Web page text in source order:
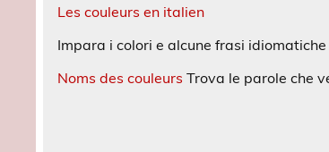
Les couleurs en italien
Impara i colori e alcune frasi idiomatiche
Noms des couleurs Trova le parole che